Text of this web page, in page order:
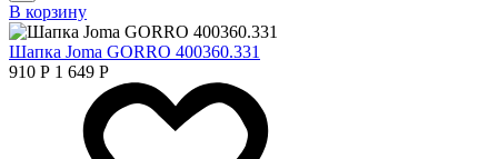
В корзину
Шапка Joma GORRO 400360.331
910 Р 1 649 Р